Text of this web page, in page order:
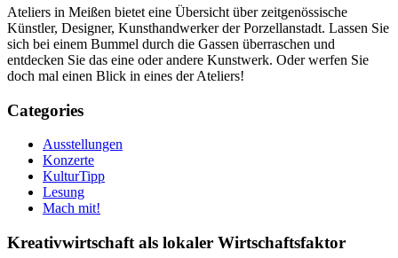
Ateliers in Meißen bietet eine Übersicht über zeitgenössische
Künstler, Designer, Kunsthandwerker der Porzellanstadt. Lassen Sie
sich bei einem Bummel durch die Gassen überraschen und
entdecken Sie das eine oder andere Kunstwerk. Oder werfen Sie
doch mal einen Blick in eines der Ateliers!
Categories
Ausstellungen
Konzerte
KulturTipp
Lesung
Mach mit!
Kreativwirtschaft als lokaler Wirtschaftsfaktor